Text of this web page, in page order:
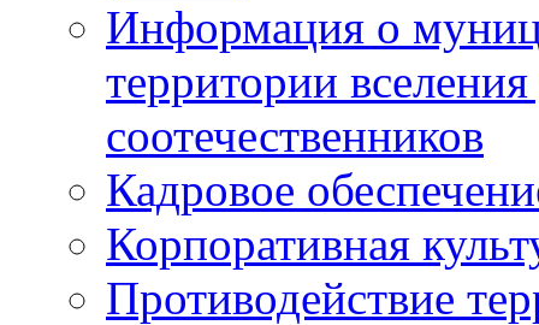
Информация о
территории
соотечественников
Кадровое
Корпоративная
Противодействие